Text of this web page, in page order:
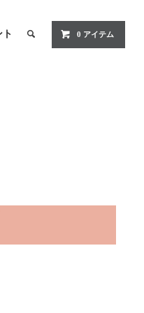
ト 0 アイテム